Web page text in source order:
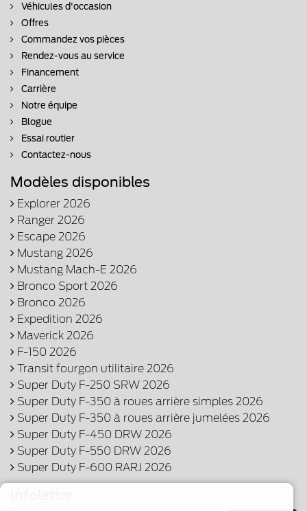
Véhicules d'occasion
Offres
Commandez vos pièces
Rendez-vous au service
Financement
Carrière
Notre équipe
Blogue
Essai routier
Contactez-nous
Modèles disponibles
Explorer 2026
Ranger 2026
Escape 2026
Mustang 2026
Mustang Mach-E 2026
Bronco Sport 2026
Bronco 2026
Expedition 2026
Maverick 2026
F-150 2026
Transit fourgon utilitaire 2026
Super Duty F-250 SRW 2026
Super Duty F-350 à roues arrière simples 2026
Super Duty F-350 à roues arrière jumelées 2026
Super Duty F-450 DRW 2026
Super Duty F-550 DRW 2026
Super Duty F-600 RARJ 2026